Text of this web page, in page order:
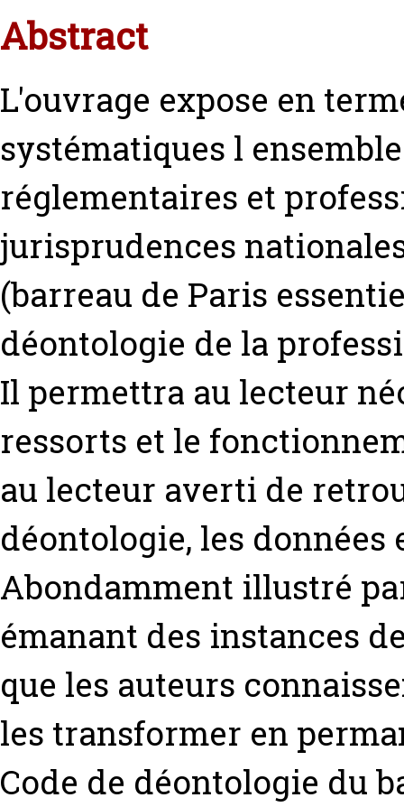
Abstract
L'ouvrage expose en
systématiques l
réglementaires et
jurisprudences
(barreau de Paris
déontologie de la
Il permettra au lecteur
ressorts et le
au lecteur averti de
déontologie, les
Abondamment illustré
émanant des instances
que les auteurs
les transformer en
Code de déontologie du